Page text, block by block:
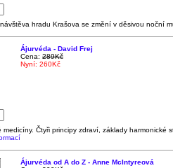
hradu Krašova se změní v děsivou noční
Ájurvéda - David Frej
Cena: 289Kč
Nyní: 260Kč
medicíny. Čtyři principy zdraví, základy harmonické
Ájurvéda od A do Z - Anne McIntyreová